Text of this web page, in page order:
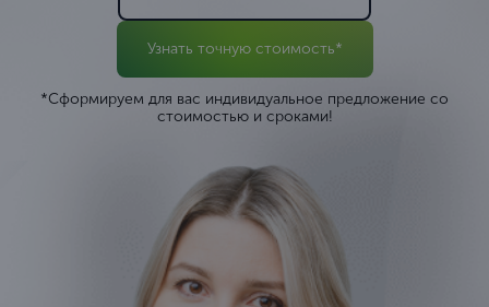
Узнать точную стоимость*
*Сформируем для вас индивидуальное предложение со
стоимостью и сроками!